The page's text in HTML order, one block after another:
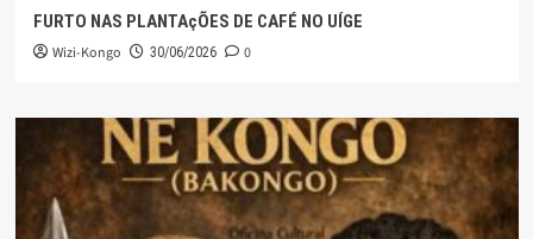
FURTO NAS PLANTAçÕES DE CAFÉ NO UÍGE
Wizi-Kongo 30/06/2026 0